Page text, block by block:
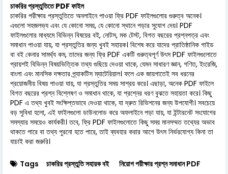
চাকরির প্রস্তুতিতে PDF ফাইল
চাকরির পরীক্ষার প্রস্তুতিতে অনলাইনে পাওয়া ফ্রি PDF ফাইলগুলোর গুরুত্ব অনেক।
এগুলো সহজলভ্য এবং যে কোনো সময়, যে কোনো স্থানে পড়ার সুযোগ দেয়। PDF
ফাইলগুলোর মাধ্যমে বিভিন্ন বিষয়ের বই, নোটস, মক টেস্ট, বিগত বছরের প্রশ্নপত্র এবং
সমাধান পাওয়া যায়, যা প্রস্তুতির জন্য খুবই সহায়ক। বিশেষ করে যাদের প্রাতিষ্ঠানিক গাইড
বা বই কেনার সামর্থ্য কম, তাদের জন্য ফ্রি PDF একটি গুরুত্বপূর্ণ উৎস PDF ফাইলগুলোতে
প্রায়শই বিভিন্ন বিষয়ভিত্তিক তথ্য গুছিয়ে দেওয়া থাকে, যেমন সাধারণ জ্ঞান, গণিত, ইংরেজি,
বাংলা এবং মানসিক দক্ষতার প্র্যাকটিস ম্যাটেরিয়াল। ফলে এক জায়গাতেই সব ধরনের
প্রয়োজনীয় বিষয় পাওয়া যায়, যা প্রস্তুতির সময় সাশ্রয় করে। এছাড়া, অনেক PDF ফাইলে
বিগত বছরের প্রশ্ন বিশ্লেষণ ও সমাধান থাকে, যা প্রশ্নের ধরণ বুঝতে সহায়তা করে। কিছু
PDF এ তথ্য খুবই সংক্ষিপ্তভাবে দেওয়া থাকে, যা দ্রুত রিভিশনের জন্য উপযোগী। সবচেয়ে
বড় সুবিধা হলো, এই ফাইলগুলো ডাউনলোড করে অফলাইনে পড়া যায়, যা ইন্টারনেট সংযোগের
সমস্যার সময়েও কার্যকরী। তবে, ফ্রি PDF ফাইলগুলোতে কিছু সময় মানসম্মত তথ্যের অভাব
থাকতে পারে বা তথ্য পুরনো হতে পারে, তাই ব্যবহার করার আগে উৎস নির্ভরযোগ্য কিনা তা
যাচাই করা জরুরি।
Tags চাকরির প্রস্তুতি সহায়ক বই নিয়োগ পরীক্ষার প্রশ্ন সমাধান PDF